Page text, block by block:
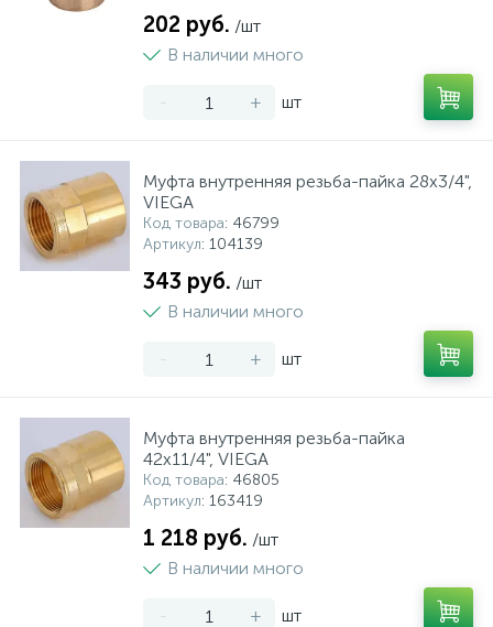
202 руб. /шт
В наличии много
- + шт
Муфта внутренняя резьба-пайка 28х3/4",
VIEGA
Код товара: 46799
Артикул: 104139
343 руб. /шт
В наличии много
- + шт
Муфта внутренняя резьба-пайка
42х11/4", VIEGA
Код товара: 46805
Артикул: 163419
1 218 руб. /шт
В наличии много
- + шт